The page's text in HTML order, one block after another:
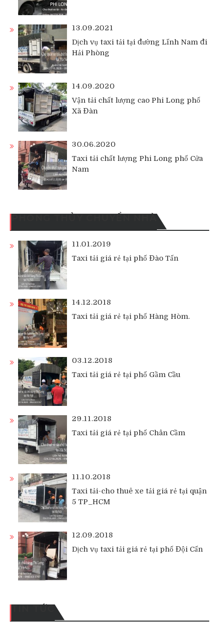
13.09.2021
Dịch vụ taxi tải tại đường Lĩnh Nam đi
Hải Phòng
14.09.2020
Vận tải chất lượng cao Phi Long phố
Xã Đàn
30.06.2020
Taxi tải chất lượng Phi Long phố Cửa
Nam
11.01.2019
Taxi tải giá rẻ tại phố Đào Tấn
14.12.2018
Taxi tải giá rẻ tại phố Hàng Hòm.
03.12.2018
Taxi tải giá rẻ tại phố Gầm Cầu
29.11.2018
Taxi tải giá rẻ tại phố Chân Cầm
11.10.2018
Taxi tải-cho thuê xe tải giá rẻ tại quận
5 TP_HCM
12.09.2018
Dịch vụ taxi tải giá rẻ tại phố Đội Cấn
TIN TỨC